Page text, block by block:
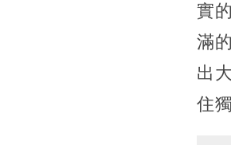
實
滿
出
住